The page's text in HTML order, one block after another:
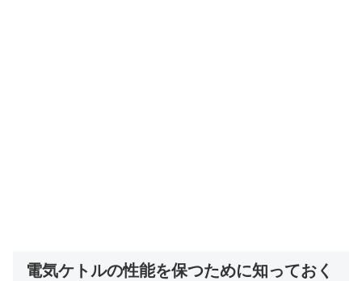
電気ケトルの性能を保つために知っておく